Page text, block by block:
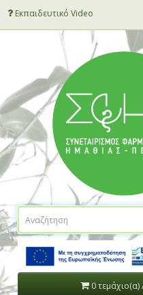
Εκπαιδευτικό Video
0